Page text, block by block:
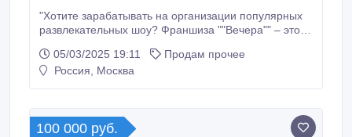
"Хотите зарабатывать на организации популярных
развлекательных шоу? Франшиза ""Вечера"" – это
минимальными рисками и высокой прибылью!
Организация интеллектуально-развлекательных
брендированные материалы.
05/03/2025 19:11
Продам прочее
Россия, Москва
100 000 руб.